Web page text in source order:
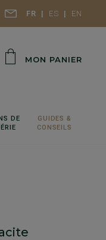
FR ES EN
MON PANIER
DE
GUIDES &
CONSEILS